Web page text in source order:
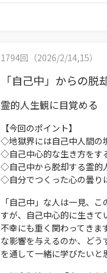
1794回（2026/2/14,15）
「自己中」からの脱
霊的人生観に目覚める
【今回のポイント】
◇地獄界には自己中人間の
◇自己中心的な生き方をす
◇自己中から脱却する霊的
◇自分でつくった心の曇り
「自己中」な人は一見、
すが、自己中心的に生きて
不幸にも重く関わってきま
な影響を与えるのか、ど
を通して一緒に学びたいと